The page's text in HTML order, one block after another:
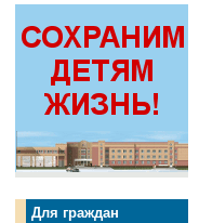
Для граждан